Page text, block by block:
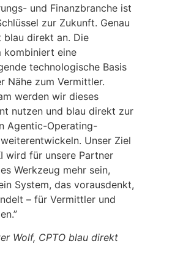
und Finanzbranche ist
zur Zukunft. Genau
blau direkt an. Die
kombiniert eine
technologische Basis
Nähe zum Vermittler.
werden wir dieses
nutzen und blau direkt zur
Agentic-Operating-
Unser Ziel
wird für unsere Partner
Werkzeug mehr sein,
System, das vorausdenkt,
– für Vermittler und
Wolf, CPTO blau direkt